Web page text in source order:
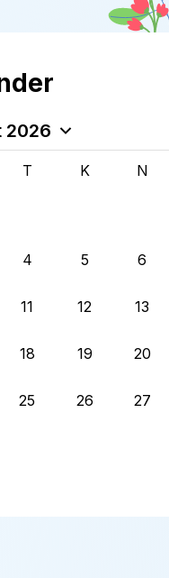
2026
T K N
4 5 6
11 12 13
18 19 20
25 26 27